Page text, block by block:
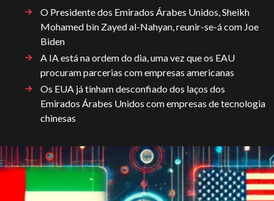
O Presidente dos Emirados Árabes Unidos, Sheikh
Mohamed bin Zayed al-Nahyan, reunir-se-á com Joe
Biden
A IA está na ordem do dia, uma vez que os EAU
procuram parcerias com empresas americanas
Os EUA já tinham desconfiado dos laços dos
Emirados Árabes Unidos com empresas de tecnologia
chinesas